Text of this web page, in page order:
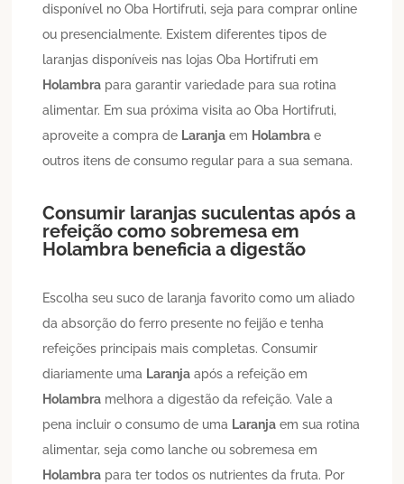
disponível no Oba Hortifruti, seja para comprar online
ou presencialmente. Existem diferentes tipos de
laranjas disponíveis nas lojas Oba Hortifruti em
Holambra para garantir variedade para sua rotina
alimentar. Em sua próxima visita ao Oba Hortifruti,
aproveite a compra de Laranja em Holambra e
outros itens de consumo regular para a sua semana.
Consumir laranjas suculentas após a
refeição como sobremesa em
Holambra beneficia a digestão
Escolha seu suco de laranja favorito como um aliado
da absorção do ferro presente no feijão e tenha
refeições principais mais completas. Consumir
diariamente uma Laranja após a refeição em
Holambra melhora a digestão da refeição. Vale a
pena incluir o consumo de uma Laranja em sua rotina
alimentar, seja como lanche ou sobremesa em
Holambra para ter todos os nutrientes da fruta. Por